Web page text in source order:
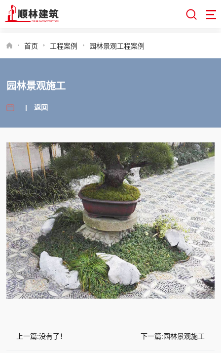
首页 工程案例 园林景观工程案例
园林景观施工
|返回
上一篇:没有了！ 下一篇:园林景观施工